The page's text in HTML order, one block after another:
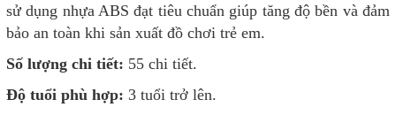
sử dụng nhựa ABS đạt tiêu chuẩn giúp tăng độ bền và đảm
bảo an toàn khi sản xuất đồ chơi trẻ em.
Số lượng chi tiết: 55 chi tiết.
Độ tuổi phù hợp: 3 tuổi trở lên.